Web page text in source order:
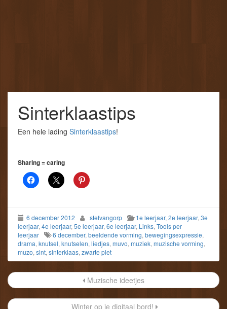
Sinterklaastips
Een hele lading Sinterklaastips!
Sharing = caring
6 december 2012 stefvangorp 1e leerjaar, 2e leerjaar, 3e
leerjaar, 4e leerjaar, 5e leerjaar, 6e leerjaar, Links, Tools per
leerjaar
6 december, beeldende vorming, bewegingsexpressie,
drama, knutsel, knutselen, liedjes, muvo, muziek, muzische vorming,
muzo, sint, sinterklaas, zwarte piet
Post
navigation
Muzische ideetjes
Winter op je digitaal bord!